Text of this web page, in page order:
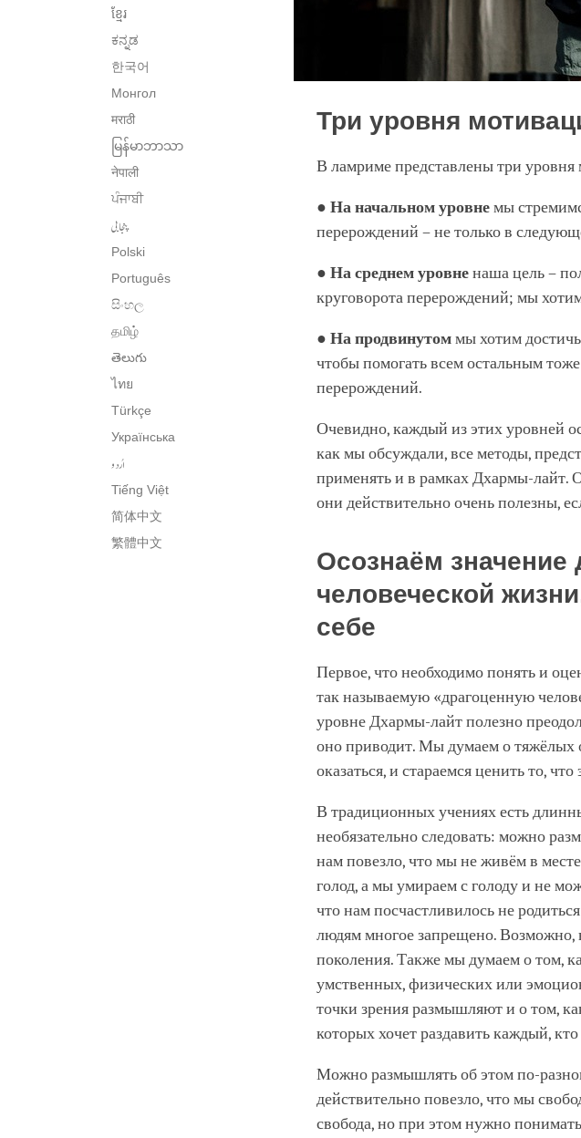
ខ្មែរ
ಕನ್ನಡ
한국어
Монгол
मराठी
မြန်မာဘာသာ
नेपाली
ਪੰਜਾਬੀ
پنجابی
Polski
Português
සිංහල
தமிழ்
తెలుగు
ไทย
Türkçe
Українська
اُردو
Tiếng Việt
简体中文
繁體中文
Три уровня
В ламриме представлены три уровня
● На начальном уровнемы
перерождений – не только в
● На среднем уровненаша цель –
круговорота перерождений; мы
● На продвинутоммы хотим
чтобы помогать всем остальным
перерождений.
Очевидно, каждый из этих уровней
как мы обсуждали, все методы,
применять и в рамках Дхармы-лайт.
они действительно очень полезны,
Осознаём значение
человеческой
себе
Первое, что необходимо понять и
так называемую «драгоценную
уровне Дхармы-лайт полезно
оно приводит. Мы думаем о тяжёлых
оказаться, и стараемся ценить то, что
В традиционных учениях есть
необязательно следовать: можно
нам повезло, что мы не живём в
голод, а мы умираем с голоду и не
что нам посчастливилось не
людям многое запрещено. Возможно,
поколения. Также мы думаем о том,
умственных, физических или
точки зрения размышляют и о том,
которых хочет раздавить каждый,
Можно размышлять об этом по-
действительно повезло, что мы
свобода, но при этом нужно